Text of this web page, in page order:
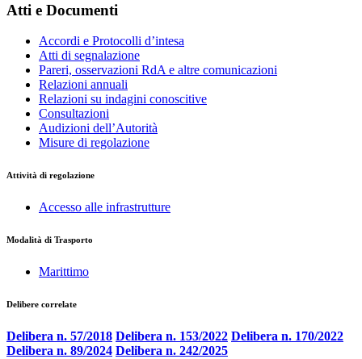
Atti e Documenti
Accordi e Protocolli d’intesa
Atti di segnalazione
Pareri, osservazioni RdA e altre comunicazioni
Relazioni annuali
Relazioni su indagini conoscitive
Consultazioni
Audizioni dell’Autorità
Misure di regolazione
Attività di regolazione
Accesso alle infrastrutture
Modalità di Trasporto
Marittimo
Delibere correlate
Delibera n. 57/2018 Delibera n. 153/2022 Delibera n. 170/2022
Delibera n. 89/2024 Delibera n. 242/2025